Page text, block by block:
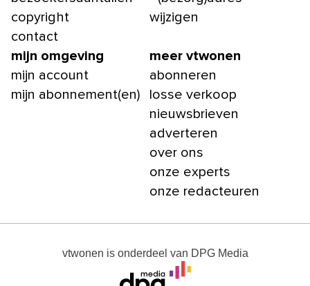
copyright
contact
wijzigen
mijn omgeving
mijn account
mijn abonnement(en)
meer vtwonen
abonneren
losse verkoop
nieuwsbrieven
adverteren
over ons
onze experts
onze redacteuren
vtwonen is onderdeel van DPG Media